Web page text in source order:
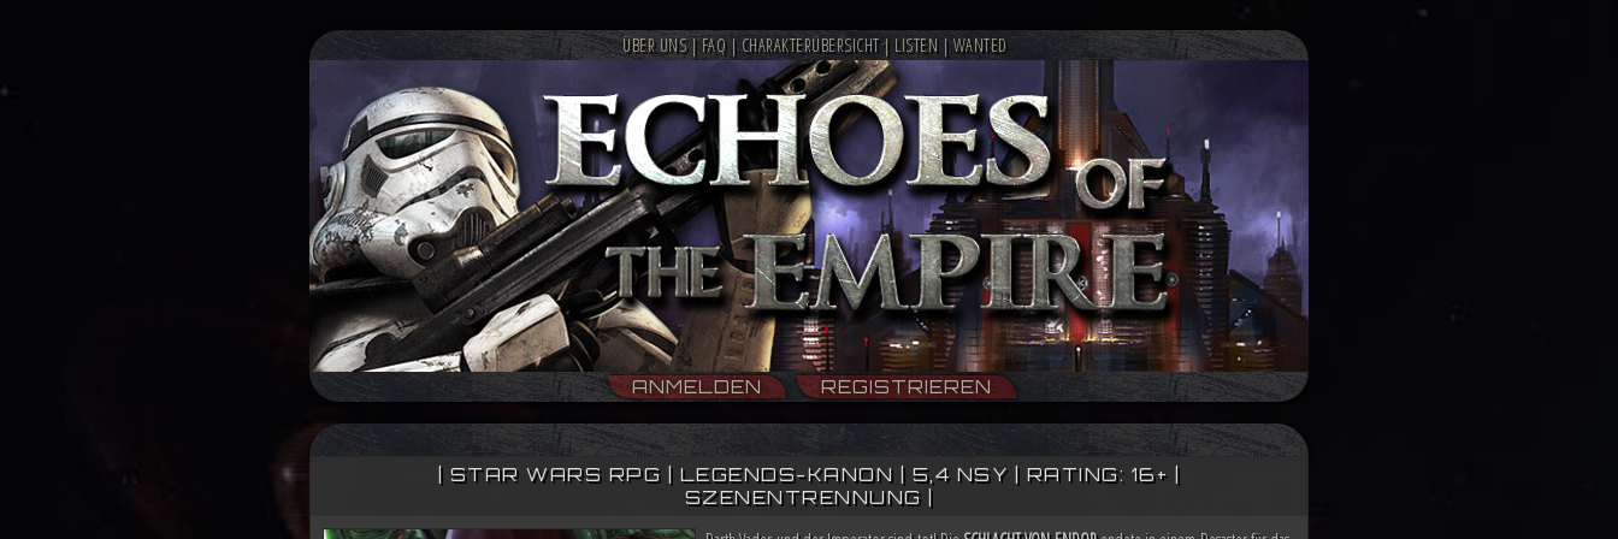
ÜBER UNS| FAQ| CHARAKTERÜBERSICHT| LISTEN|WANTED
ANMELDEN REGISTRIEREN
| STAR WARS RPG | LEGENDS-KANON | 5,4 NSY | RATING: 16+ |
SZENENTRENNUNG |